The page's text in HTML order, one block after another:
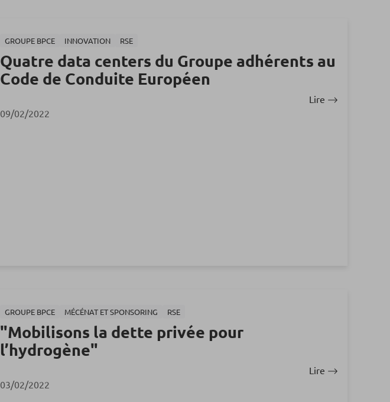
GROUPE BPCE INNOVATION RSE
Quatre data centers du Groupe adhérents au
Code de Conduite Européen
09/02/2022
Lire
GROUPE BPCE MÉCÉNAT ET SPONSORING RSE
"Mobilisons la dette privée pour
l’hydrogène"
03/02/2022
Lire